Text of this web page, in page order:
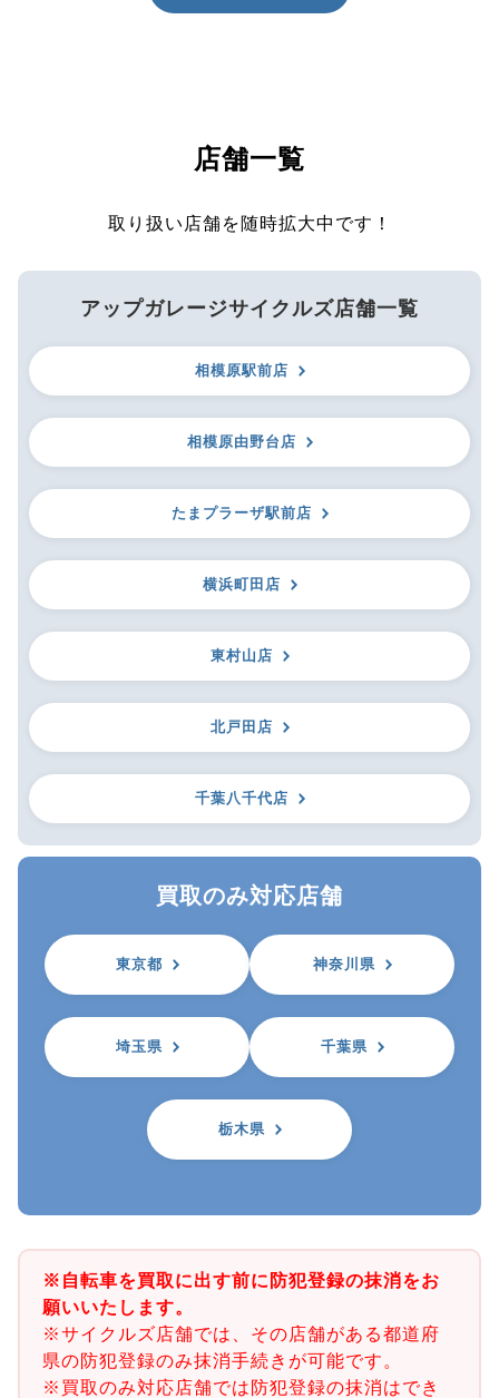
店舗一覧
取り扱い店舗を随時拡大中です！
アップガレージサイクルズ店舗一覧
相模原駅前店
相模原由野台店
たまプラーザ駅前店
横浜町田店
東村山店
北戸田店
千葉八千代店
買取のみ対応店舗
東京都 神奈川県
埼玉県 千葉県
栃木県
※自転車を買取に出す前に防犯登録の抹消をお
願いいたします。
※サイクルズ店舗では、その店舗がある都道府
県の防犯登録のみ抹消手続きが可能です。
※買取のみ対応店舗では防犯登録の抹消はでき